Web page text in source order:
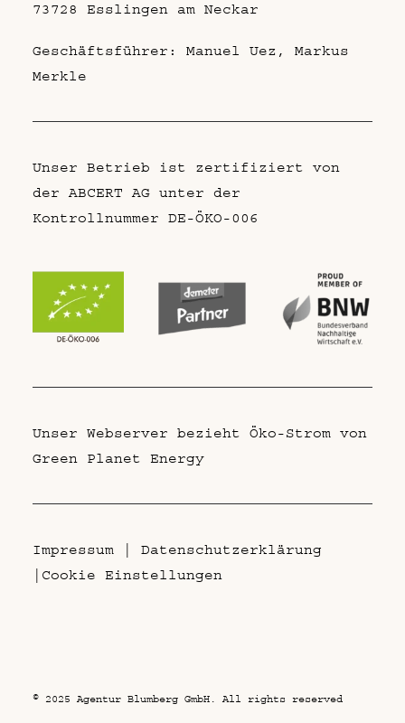
73728 Esslingen am Neckar
Geschäftsführer: Manuel Uez, Markus
Merkle
Unser Betrieb ist zertifiziert von
der ABCERT AG unter der
Kontrollnummer DE-ÖKO-006
Unser Webserver bezieht Öko-Strom von
Green Planet Energy
Impressum
Datenschutzerklärung
Cookie Einstellungen
© 2025 Agentur Blumberg GmbH. All rights reserved